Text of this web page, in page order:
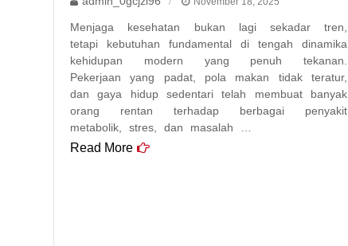
Menjaga kesehatan bukan lagi sekadar tren,
tetapi kebutuhan fundamental di tengah dinamika
kehidupan modern yang penuh tekanan.
Pekerjaan yang padat, pola makan tidak teratur,
dan gaya hidup sedentari telah membuat banyak
orang rentan terhadap berbagai penyakit
metabolik, stres, dan masalah …
Read More